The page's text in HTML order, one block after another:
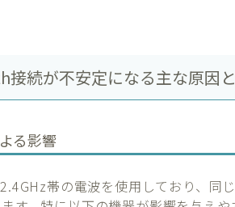
続が不安定になる主な原因
る影響
帯の電波を使用しており、同